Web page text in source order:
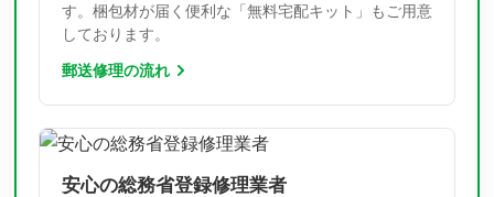
す。梱包材が届く便利な「無料宅配キット」もご用意
しております。
郵送修理の流れ
安心の総務省登録修理業者